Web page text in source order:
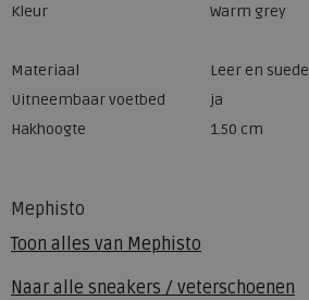
Mephisto
Toon alles van Mephisto
Naar alle sneakers / veterschoenen
Kleur
Warm grey
Materiaal
Leer en suede
Uitneembaar voetbed
ja
Hakhoogte
1.50 cm